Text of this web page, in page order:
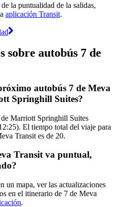
la puntualidad de la salidas,
aplicación Transit.
sobre autobús 7 de
autobús 7 de Meva
Springhill Suites?
Marriott Springhill Suites
El tiempo total del viaje para
Transit es de 20.
Transit va puntual,
un mapa, ver las actualizaciones
en el itinerario de 7 de Meva
.